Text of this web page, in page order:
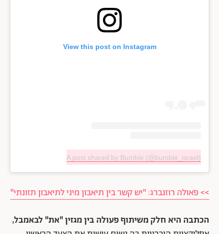
View this post on Instagram
A post shared by Bumble (@bumble_israel)
>> פאולה רוזנברג: "יש קשר בין תיאבון מיני לתיאבון תזונתי"
הכתבה היא חלק משיתוף פעולה בין מגזין "את" לבאמבל,